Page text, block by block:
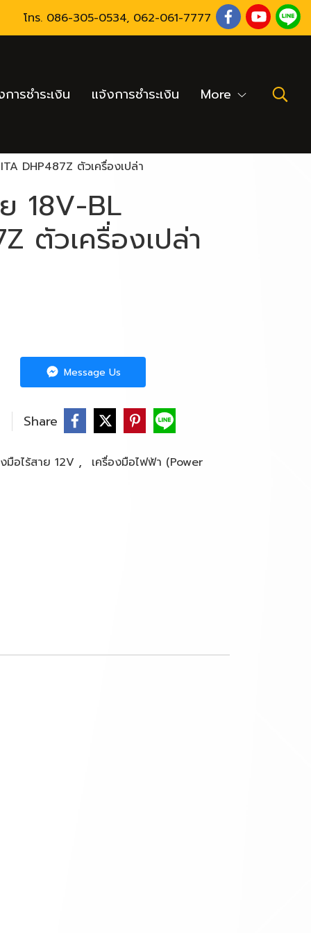
โทร. 086-305-0534, 062-061-7777
ารชำระเงิน แจ้งการชำระเงิน More
DHP487Z ตัวเครื่องเปล่า
18V-BL
ตัวเครื่องเปล่า
Message Us
Share
มือไร้สาย 12V , เครื่องมือไฟฟ้า (Power